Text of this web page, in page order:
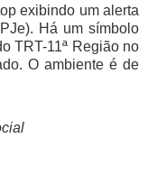
e Aquisições
e Diversidade
exibindo um alerta
Há um símbolo
TRT-11ª Região no
O ambiente é de